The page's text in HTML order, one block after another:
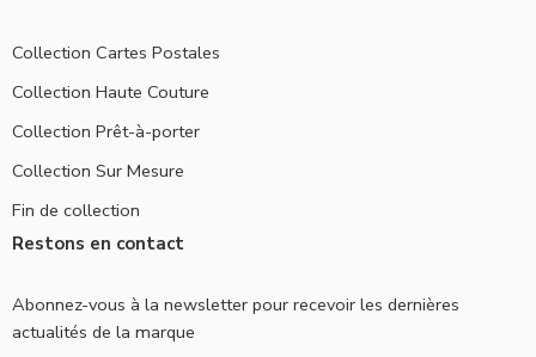
Collection Cartes Postales
Collection Haute Couture
Collection Prêt-à-porter
Collection Sur Mesure
Fin de collection
Restons en contact
Abonnez-vous à la newsletter pour recevoir les dernières
actualités de la marque